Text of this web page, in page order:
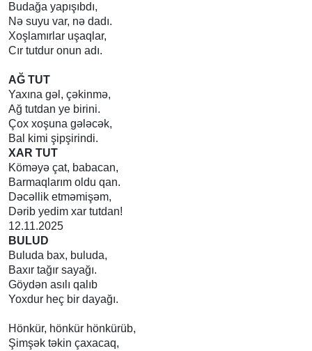
Budağa yapışıbdı,
Nə suyu var, nə dadı.
Xoşlamırlar uşaqlar,
Cır tutdur onun adı.
AĞ TUT
Yaxına gəl, çəkinmə,
Ağ tutdan ye birini.
Çox xoşuna gələcək,
Bal kimi şipşirindi.
XAR TUT
Köməyə çat, babacan,
Barmaqlarım oldu qan.
Dəcəllik etməmişəm,
Dərib yedim xar tutdan!
12.11.2025
BULUD
Buluda bax, buluda,
Baxır tağır sayağı.
Göydən asılı qalıb
Yoxdur heç bir dayağı.
Hönkür, hönkür hönkürüb,
Şimşək təkin çaxacaq,